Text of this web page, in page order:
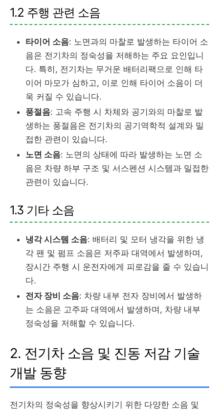
1.2 주행 관련 소음
타이어 소음: 노면과의 마찰로 발생하는 타이어 소
음은 전기차의 정숙성을 저해하는 주요 요인입니
다. 특히, 전기차는 무거운 배터리팩으로 인해 타
이어 마모가 심하고, 이로 인해 타이어 소음이 더
욱 커질 수 있습니다.
풍절음: 고속 주행 시 차체와 공기와의 마찰로 발
생하는 풍절음은 전기차의 공기역학적 설계와 밀
접한 관련이 있습니다.
노면 소음: 노면의 상태에 따라 발생하는 노면 소
음은 차량 하부 구조 및 서스펜션 시스템과 밀접한
관련이 있습니다.
1.3 기타 소음
냉각 시스템 소음: 배터리 및 모터 냉각을 위한 냉
각 팬 및 펌프 소음은 저주파 대역에서 발생하며,
장시간 주행 시 운전자에게 피로감을 줄 수 있습니
다.
전자 장비 소음: 차량 내부 전자 장비에서 발생하
는 소음은 고주파 대역에서 발생하며, 차량 내부
정숙성을 저해할 수 있습니다.
2. 전기차 소음 및 진동 저감 기술
개발 동향
전기차의 정숙성을 향상시키기 위한 다양한 소음 및